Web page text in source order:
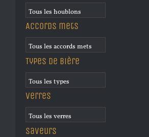
Accords mets
Types de bière
Verres
Saveurs